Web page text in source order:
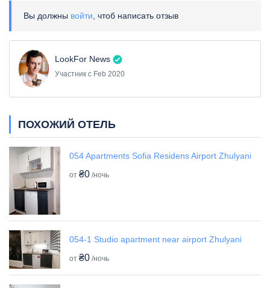
Вы должны войти , чтоб написать отзыв
LookFor News
Участник с Feb 2020
ПОХОЖИЙ ОТЕЛЬ
054 Apartments Sofia Residens Airport Zhulyani
от ₴0 /ночь
054-1 Studio apartment near airport Zhulyani
от ₴0 /ночь